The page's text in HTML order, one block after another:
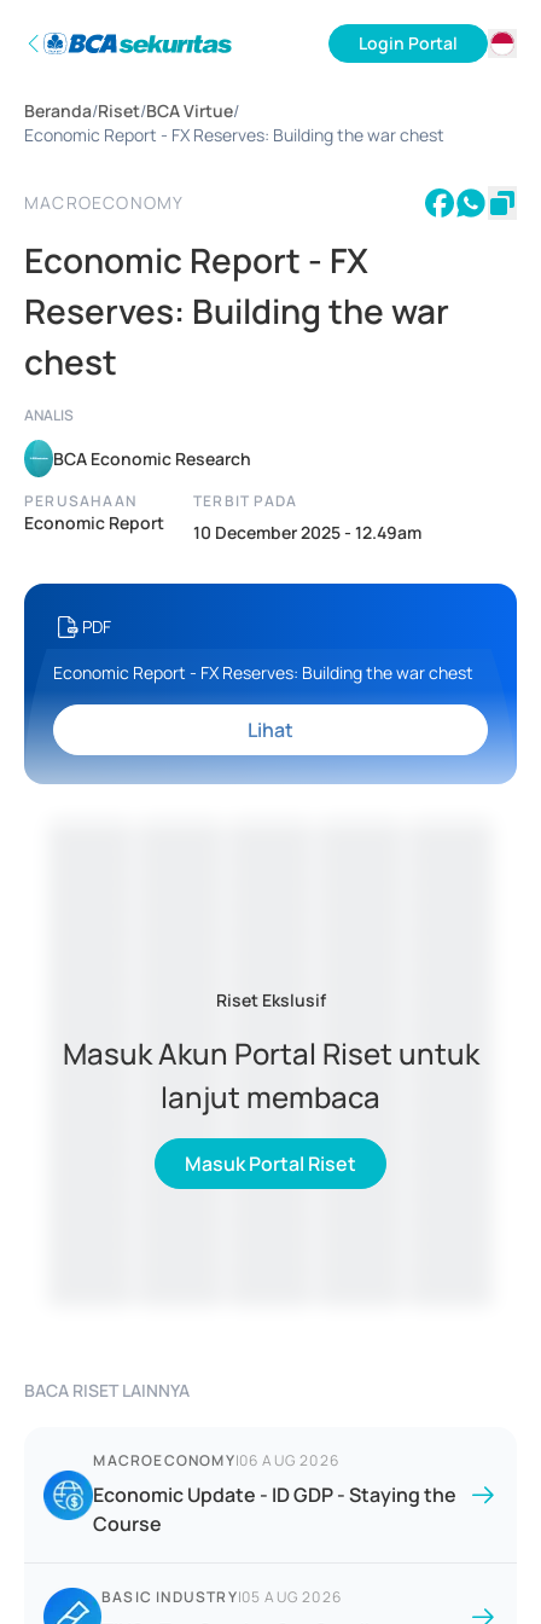
Login Portal
Beranda/Riset/BCA Virtue/
Economic Report - FX Reserves: Building the war chest
MACROECONOMY
Economic Report - FX
Reserves: Building the war
chest
ANALIS
BCA Economic Research
PERUSAHAAN
Economic Report
TERBIT PADA
10 December 2025 - 12.49am
PDF
Economic Report - FX Reserves: Building the war chest
Lihat
Riset Ekslusif
Masuk Akun Portal Riset untuk
lanjut membaca
Masuk Portal Riset
BACA RISET LAINNYA
MACROECONOMY|06 AUG 2026
Economic Update - ID GDP - Staying the
Course
BASIC INDUSTRY|05 AUG 2026